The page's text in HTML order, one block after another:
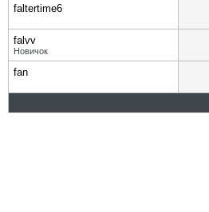
faltertime6
falvv
Новичок
fan